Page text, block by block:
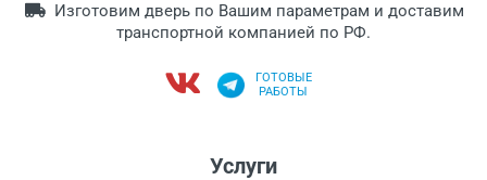
Изготовим дверь по Вашим параметрам и доставим
транспортной компанией по РФ.
ГОТОВЫЕ
РАБОТЫ
Услуги